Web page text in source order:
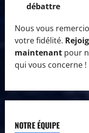
débattre
Nous vous
votre fidélité.
maintenant pour
qui vous concerne !
NOTRE ÉQUIPE